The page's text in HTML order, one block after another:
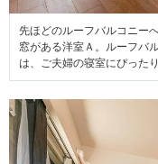
先ほどのルーフバルコニー
窓がある洋室Ａ。ルーフバ
は、ご夫婦の寝室にぴったり